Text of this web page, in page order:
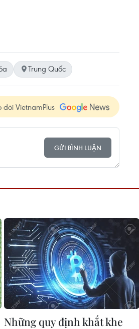
Trung Quốc
dõi VietnamPlus
GỬI BÌNH LUẬN
Những quy định khắt khe